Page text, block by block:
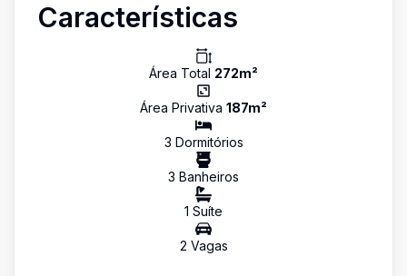
Características
Área Total 272m²
Área Privativa 187m²
3 Dormitórios
3 Banheiros
1 Suíte
2 Vagas